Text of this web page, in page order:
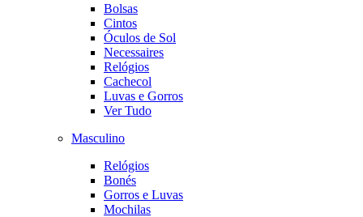
Bolsas
Cintos
Óculos de Sol
Necessaires
Relógios
Cachecol
Luvas e Gorros
Ver Tudo
Masculino
Relógios
Bonés
Gorros e Luvas
Mochilas